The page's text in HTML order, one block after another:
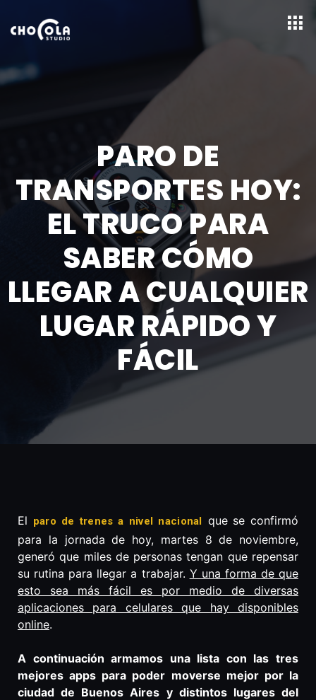
PARO DE
TRANSPORTES HOY:
EL TRUCO PARA
SABER CÓMO
LLEGAR A CUALQUIER
LUGAR RÁPIDO Y
FÁCIL
El paro de trenes a nivel nacional que se confirmó
para la jornada de hoy, martes 8 de noviembre,
generó que miles de personas tengan que repensar
su rutina para llegar a trabajar. Y una forma de que
esto sea más fácil es por medio de diversas
aplicaciones para celulares que hay disponibles
online.
A continuación armamos una lista con las tres
mejores apps para poder moverse mejor por la
ciudad de Buenos Aires y distintos lugares del